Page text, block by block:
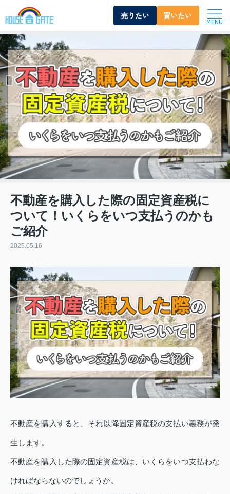
売りたい 買いたい
MENU
不動産を購入した際の固定資産税に
ついて！いくらをいつ支払うのかも
ご紹介
2025.05.16
不動産を購入すると、それ以降固定資産税の支払い義務が発
生します。
不動産を購入した際の固定資産税は、いくらをいつ支払わな
ければならないのでしょうか。